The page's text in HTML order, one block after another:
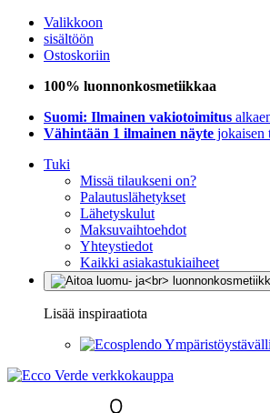
Valikkoon
sisältöön
Ostoskoriin
100% luonnonkosmetiikkaa
Suomi: Ilmainen vakiotoimitus
Vähintään 1 ilmainen näyte jokaisen
Tuki
Missä tilaukseni on?
Palautuslähetykset
Lähetyskulut
Maksuvaihtoehdot
Yhteystiedot
Kaikki asiakastukiaiheet
Lisää inspiraatiota